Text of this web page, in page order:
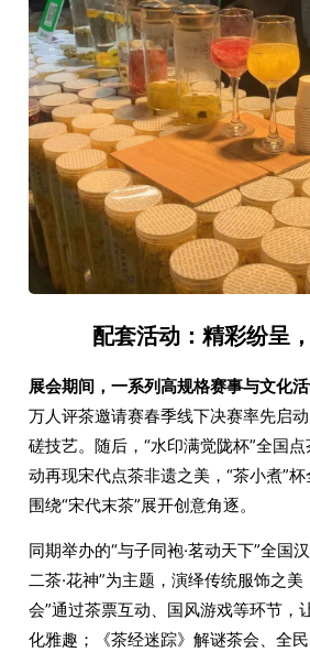
配套活动：精彩纷呈
展会期间，一系列高规格赛事与文化活
万人评茶邀请赛春季线下决赛率先启
磋技艺。随后，“水印满觉陇杯”全国
动再现宋代点茶非遗之美，“茶小煮”
围绕“宋代末茶”展开创意角逐。
同期举办的“与子同袍·茗动天下”全国
二茶·花神”为主题，演绎传统服饰之美
会”通过茶票互动、国风游戏等环节，
化雅趣；《茶经迷踪》解谜茶会、全